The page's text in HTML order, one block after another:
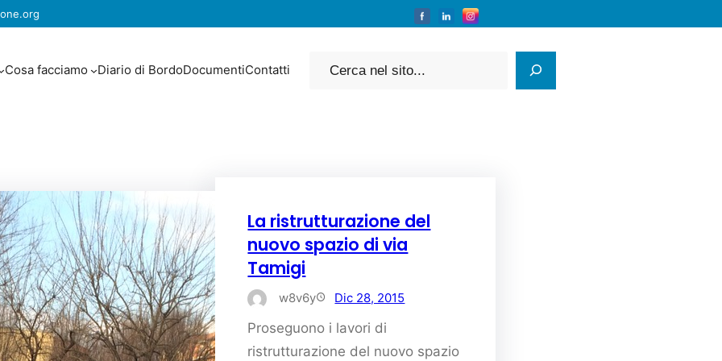
Cosa facciamo Diario di BordoDocumentiContatti Cerca
La ristrutturazione del
nuovo spazio di via
Tamigi
w8v6y Dic 28, 2015
Proseguono i lavori di
ristrutturazione del nuovo spazio